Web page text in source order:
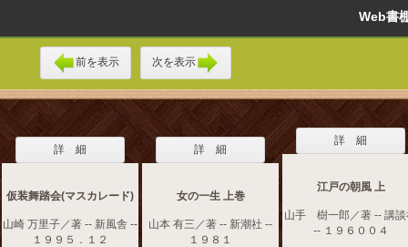
Web
前を表示 次を表示
詳 細
仮装舞踏会(マスカレード)
山崎 万里子／著 -- 新風舎 --
１９９５．１２
詳 細
女の一生 上巻
山本 有三／著 -- 新潮社 --
１９８１
詳 細
江戸の朝風 上
山手 樹一郎／著 -- 講談
-- １９６００４